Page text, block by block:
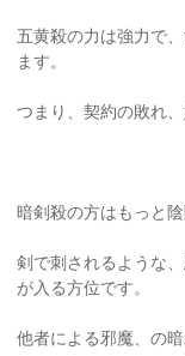
五黄殺の力は強力で
ます。
つまり、契約の敗れ
暗剣殺の方はもっと
剣で刺されるような
が入る方位です。
他者による邪魔、の暗